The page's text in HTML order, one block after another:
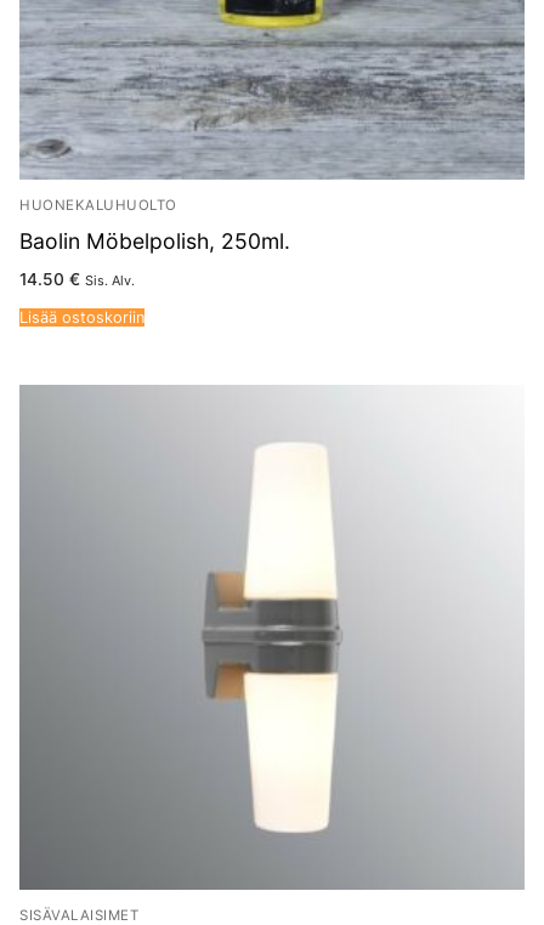
HUONEKALUHUOLTO
Baolin Möbelpolish, 250ml.
14.50 € Sis. Alv.
Lisää ostoskoriin
SISÄVALAISIMET